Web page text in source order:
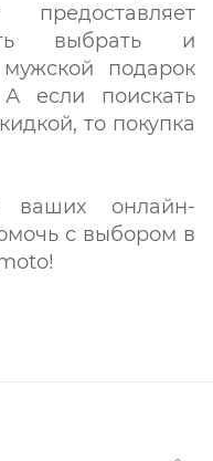
выбрать и
подарок
если поискать
то покупка
онлайн-
с выбором в